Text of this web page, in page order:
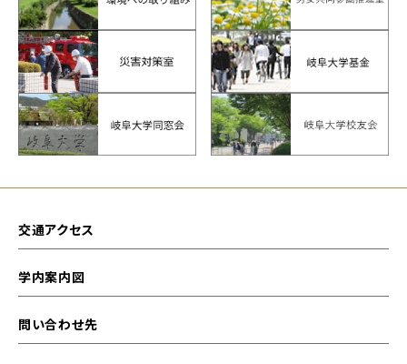
交通アクセス
学内案内図
問い合わせ先